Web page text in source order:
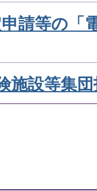
請等の「
施設等集